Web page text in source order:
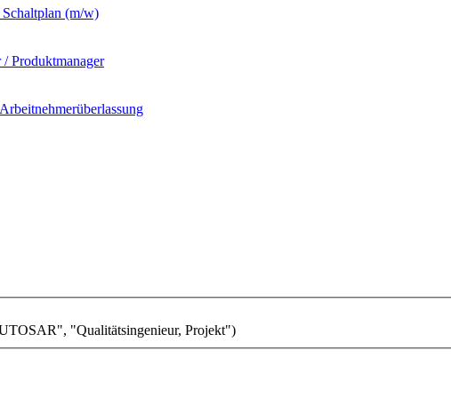
(m/w)
Produktmanager
"Qualitätsingenieur, Projekt")